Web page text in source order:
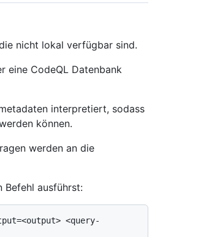
nicht lokal verfügbar sind.
eine CodeQL Datenbank
interpretiert, sodass
können.
werden an die
Befehl ausführst:
<query-